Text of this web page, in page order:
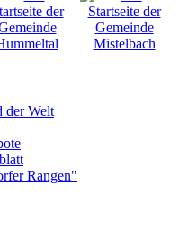
der Welt
Rangen"